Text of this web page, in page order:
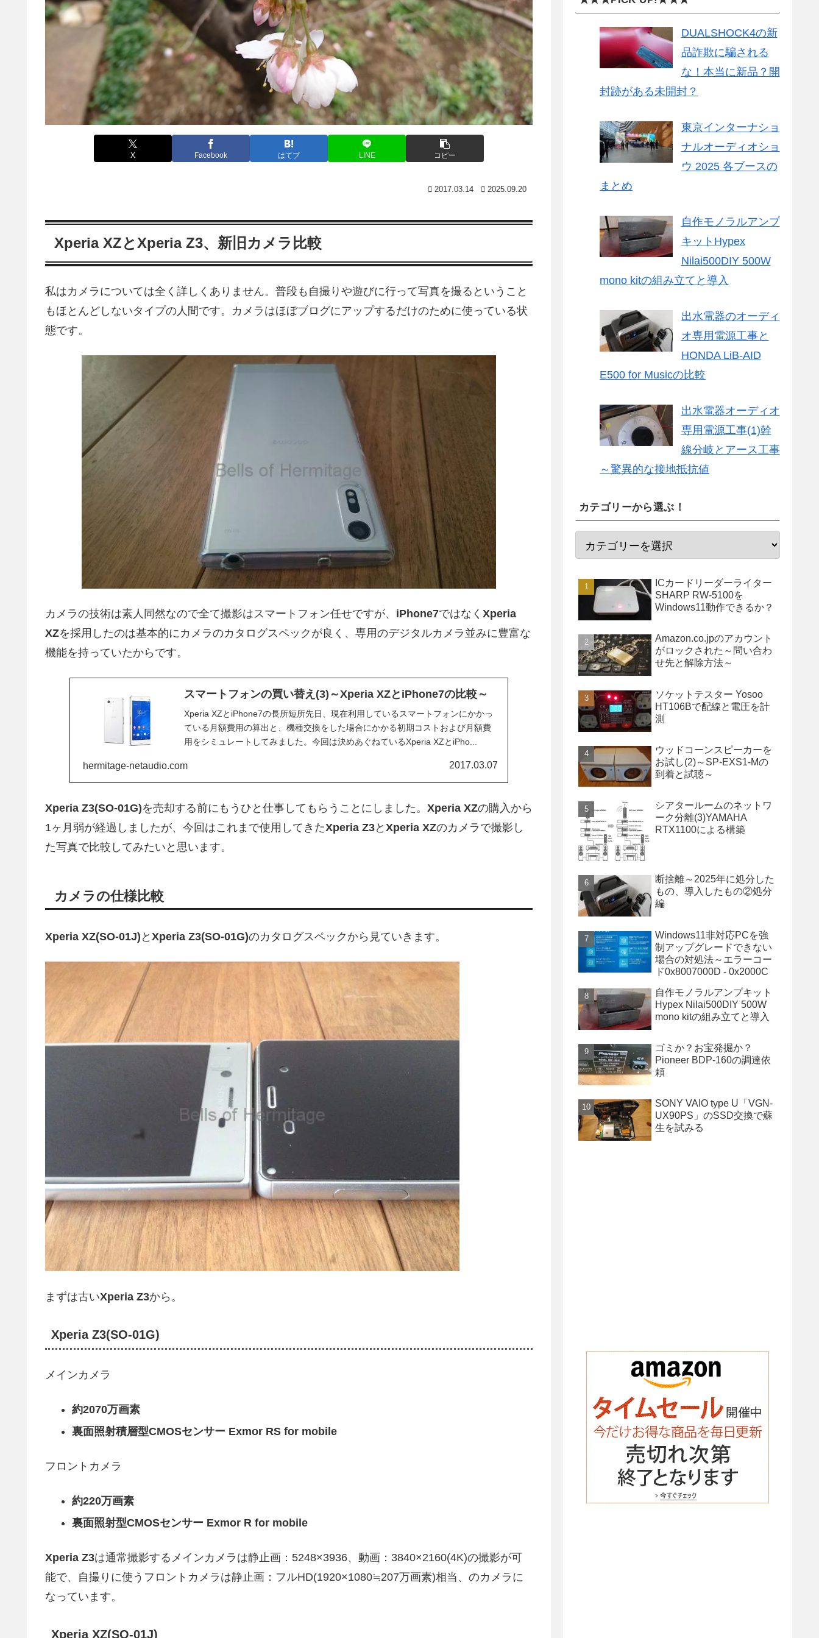
X Facebook はてブ LINE コピー
2017.03.14 2025.09.20
Xperia XZとXperia Z3、新旧カメラ比較
私はカメラについては全く詳しくありません。普段も自撮りや遊びに行って写真を撮るということ
もほとんどしないタイプの人間です。カメラはほぼブログにアップするだけのために使っている状
態です。
カメラの技術は素人同然なので全て撮影はスマートフォン任せですが、 iPhone7ではなく Xperia
XZを採用したのは基本的にカメラのカタログスペックが良く、専用のデジタルカメラ並みに豊富な
機能を持っていたからです。
スマートフォンの買い替え(3)～Xperia XZとiPhone7の比較～
Xperia XZとiPhone7の長所短所先日、現在利用しているスマートフォンにかかっ
ている月額費用の算出と、機種交換をした場合にかかる初期コストおよび月額費
用をシミュレートしてみました。今回は決めあぐねているXperia XZとiPho...
hermitage-netaudio.com 2017.03.07
Xperia Z3(SO-01G)を売却する前にもうひと仕事してもらうことにしました。 Xperia XZの購入から
1ヶ月弱が経過しましたが、今回はこれまで使用してきたXperia Z3と Xperia XZのカメラで撮影し
た写真で比較してみたいと思います。
カメラの仕様比較
Xperia XZ(SO-01J) と Xperia Z3(SO-01G)のカタログスペックから見ていきます。
まずは古いXperia Z3から。
Xperia Z3(SO-01G)
メインカメラ
約2070万画素
裏面照射積層型CMOSセンサー Exmor RS for mobile
フロントカメラ
約220万画素
裏面照射型CMOSセンサー Exmor R for mobile
Xperia Z3は通常撮影するメインカメラは静止画：5248×3936、動画：3840×2160(4K)の撮影が可
能で、自撮りに使うフロントカメラは静止画：フルHD(1920×1080≒207万画素)相当、のカメラに
なっています。
Xperia XZ(SO-01J)
DUALSHOCK4の新
品詐欺に騙される
な！本当に新品？開
封跡がある未開封？
東京インターナショ
ナルオーディオショ
ウ 2025 各ブースの
まとめ
自作モノラルアンプ
キットHypex
Nilai500DIY 500W
mono kitの組み立てと導入
出水電器のオーディ
オ専用電源工事と
HONDA LiB-AID
E500 for Musicの比較
出水電器オーディオ
専用電源工事(1)幹
線分岐とアース工事
～驚異的な接地抵抗値
カテゴリーから選ぶ！
ICカードリーダーライター
SHARP RW-5100を
Windows11動作できるか？
Amazon.co.jpのアカウント
がロックされた～問い合わ
せ先と解除方法～
ソケットテスター Yosoo
HT106Bで配線と電圧を計
測
ウッドコーンスピーカーを
お試し(2)～SP-EXS1-Mの
到着と試聴～
シアタールームのネットワ
ーク分離(3)YAMAHA
RTX1100による構築
断捨離～2025年に処分した
もの、導入したもの②処分
編
Windows11非対応PCを強
制アップグレードできない
場合の対処法～エラーコー
ド0x8007000D - 0x2000C
自作モノラルアンプキット
Hypex Nilai500DIY 500W
mono kitの組み立てと導入
ゴミか？お宝発掘か？
Pioneer BDP-160の調達依
頼
SONY VAIO type U「VGN-
UX90PS」のSSD交換で蘇
生を試みる